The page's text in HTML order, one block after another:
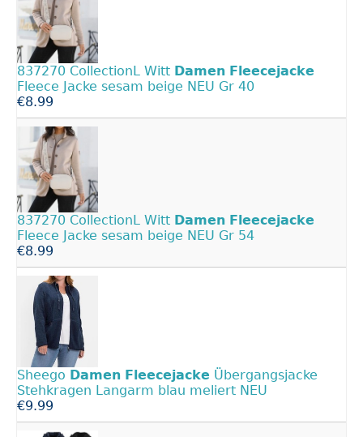
837270 CollectionL Witt Damen Fleecejacke
Fleece Jacke sesam beige NEU Gr 40
€8.99
837270 CollectionL Witt Damen Fleecejacke
Fleece Jacke sesam beige NEU Gr 54
€8.99
Sheego Damen Fleecejacke Übergangsjacke
Stehkragen Langarm blau meliert NEU
€9.99